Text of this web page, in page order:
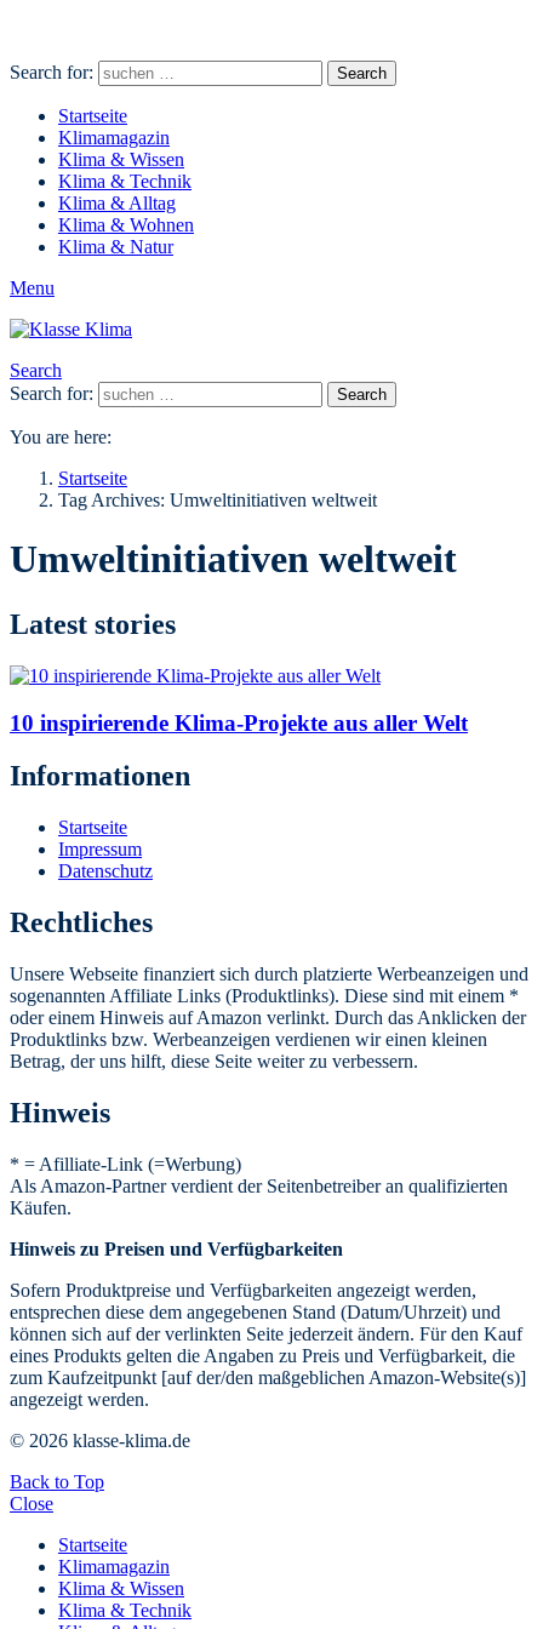
Search for: Search
Startseite
Klimamagazin
Klima & Wissen
Klima & Technik
Klima & Alltag
Klima & Wohnen
Klima & Natur
Menu
Search
Search for:
Search
You are here:
Startseite
Tag Archives: Umweltinitiativen weltweit
Umweltinitiativen weltweit
Latest stories
10 inspirierende Klima-Projekte aus aller Welt
Informationen
Startseite
Impressum
Datenschutz
Rechtliches
Unsere Webseite finanziert sich durch platzierte Werbeanzeigen und
sogenannten Affiliate Links (Produktlinks). Diese sind mit einem *
oder einem Hinweis auf Amazon verlinkt. Durch das Anklicken der
Produktlinks bzw. Werbeanzeigen verdienen wir einen kleinen
Betrag, der uns hilft, diese Seite weiter zu verbessern.
Hinweis
* = Afilliate-Link (=Werbung)
Als Amazon-Partner verdient der Seitenbetreiber an qualifizierten
Käufen.
Hinweis zu Preisen und Verfügbarkeiten
Sofern Produktpreise und Verfügbarkeiten angezeigt werden,
entsprechen diese dem angegebenen Stand (Datum/Uhrzeit) und
können sich auf der verlinkten Seite jederzeit ändern. Für den Kauf
eines Produkts gelten die Angaben zu Preis und Verfügbarkeit, die
zum Kaufzeitpunkt [auf der/den maßgeblichen Amazon-Website(s)]
angezeigt werden.
© 2026 klasse-klima.de
Back to Top
Close
Startseite
Klimamagazin
Klima & Wissen
Klima & Technik